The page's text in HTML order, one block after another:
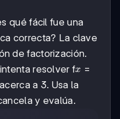
qué fácil fue una
correcta? La clave
de factorización.
resolver fx
x =
a 3. Usa la
y evalúa.